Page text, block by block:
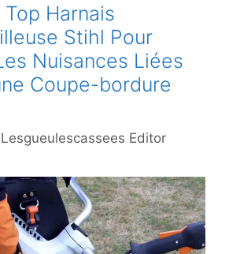
Harnais
Stihl Pour
Nuisances Liées
Coupe-bordure
Lesgueulescassees Editor